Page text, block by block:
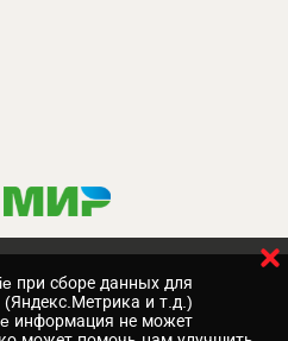
при сборе данных для
(Яндекс.Метрика и т.д.)
информация не может